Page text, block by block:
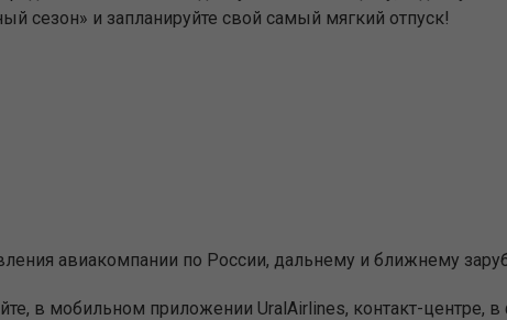
сезон» и запланируйте свой самый мягкий отпуск!
авиакомпании по России, дальнему и ближнему
в мобильном приложении UralAirlines, контакт-центре, в